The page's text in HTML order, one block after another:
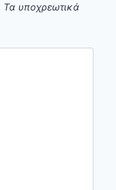
Τα υποχρεωτικά